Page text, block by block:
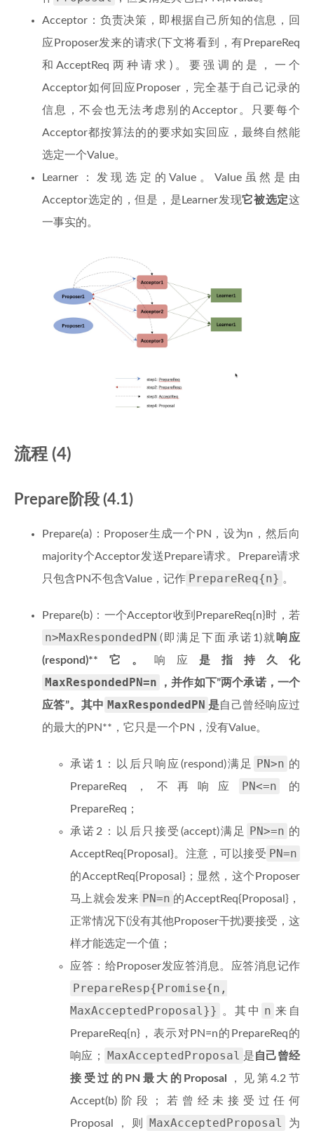
Acceptor：负责决策，即根据自己所知的信息，回
应Proposer发来的请求(下文将看到，有PrepareReq
和AcceptReq两种请求)。要强调的是，一个
Acceptor如何回应Proposer，完全基于自己记录的
信息，不会也无法考虑别的Acceptor。只要每个
Acceptor都按算法的的要求如实回应，最终自然能
选定一个Value。
Learner：发现选定的Value。Value虽然是由
Acceptor选定的，但是，是Learner发现它被选定这
一事实的。
流程 (4)
Prepare阶段 (4.1)
Prepare(a)：Proposer生成一个PN，设为n，然后向
majority个Acceptor发送Prepare请求。Prepare请求
只包含PN不包含Value，记作 PrepareReq{n} 。
Prepare(b)：一个Acceptor收到PrepareReq{n}时，若
n>MaxRespondedPN (即满足下面承诺1)就响应
(respond)**它。 响应 是指持久化
MaxRespondedPN=n
，并作如下”两个承诺，一个
应答”。其中 MaxRespondedPN 是自己曾经响应过
的最大的PN**，它只是一个PN，没有Value。
承诺1：以后只响应(respond)满足 PN>n 的
PrepareReq，不再响应
PN<=n
的
PrepareReq；
承诺2：以后只接受(accept)满足
PN>=n 的
AcceptReq{Proposal}。注意，可以接受 PN=n
的AcceptReq{Proposal}；显然，这个Proposer
马上就会发来 PN=n 的AcceptReq{Proposal}，
正常情况下(没有其他Proposer干扰)要接受，这
样才能选定一个值；
应答：给Proposer发应答消息。应答消息记作
PrepareResp{Promise{n,
MaxAcceptedProposal}}
。其中 n 来自
PrepareReq{n}，表示对PN=n的PrepareReq的
响应；
MaxAcceptedProposal 是自己曾经
接受过的PN最大的Proposal
，见第4.2节
Accept(b)阶段；若曾经未接受过任何
Proposal，则
MaxAcceptedProposal
为